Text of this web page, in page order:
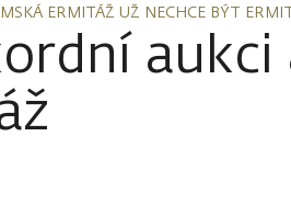
ERMITÁŽ UŽ NECHCE BÝT